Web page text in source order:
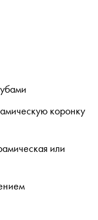
коронку
или